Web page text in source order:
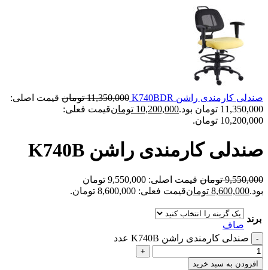
صندلی کارمندی راشن K740BDR 11,350,000 تومان قیمت اصلی:
11,350,000 تومان بود.
10,200,000 تومانقیمت فعلی:
10,200,000 تومان.
صندلی کارمندی راشن K740B
9,550,000 تومان
قیمت اصلی: 9,550,000 تومان
بود.8,600,000 تومانقیمت فعلی: 8,600,000 تومان.
برند
صاف
- صندلی کارمندی راشن K740B عدد
+
افزودن به سبد خرید